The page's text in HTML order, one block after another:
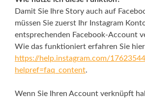
Damit Sie Ihre Story auch auf
müssen Sie zuerst Ihr Instagram
entsprechenden Facebook-Account
Wie das funktioniert erfahren Sie
https://help.instagram.com/
helpref=faq_content.
Wenn Sie Ihren Account verknüpft